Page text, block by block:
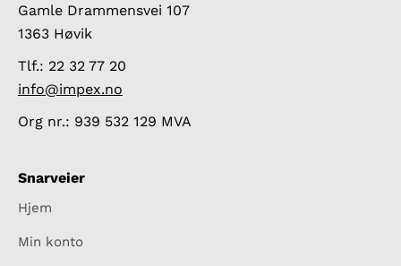
Gamle Drammensvei 107
1363 Høvik
Tlf.: 22 32 77 20
info@impex.no
Org nr.: 939 532 129 MVA
Snarveier
Hjem
Min konto